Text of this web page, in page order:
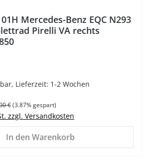
Mercedes-Benz EQC N293
Pirelli VA rechts
Lieferzeit: 1-2 Wochen
Preis:
€(3.87% gespart)
zzgl. Versandkosten
In den Warenkorb